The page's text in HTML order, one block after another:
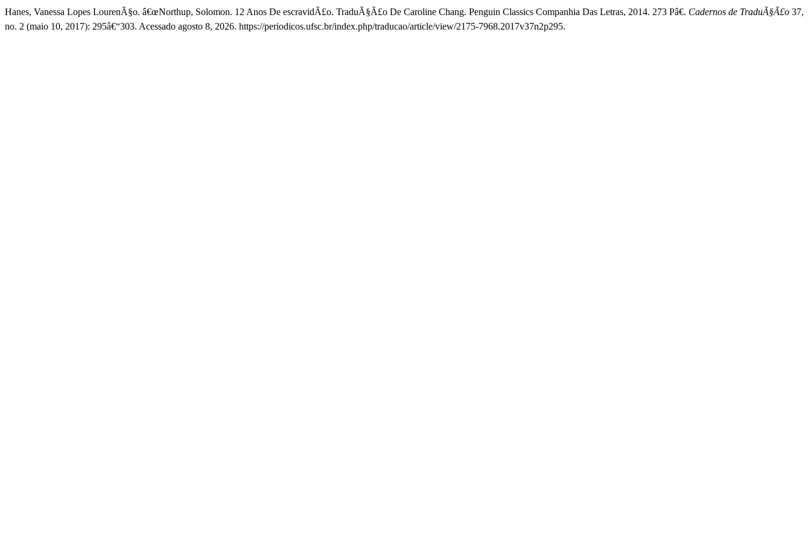
Hanes, Vanessa Lopes LourenÃ§o. â€œNorthup, Solomon. 12 Anos De escravidÃ£o. TraduÃ§Ã£o De Caroline Chang. Penguin Classics Companhia Das Letras, 2014. 273 Pâ€. Cadernos de TraduÃ§Ã£o 37,
no. 2 (maio 10, 2017): 295â€“303. Acessado agosto 8, 2026. https://periodicos.ufsc.br/index.php/traducao/article/view/2175-7968.2017v37n2p295.